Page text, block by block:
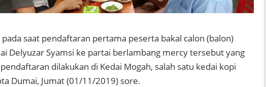
saat pendaftaran pertama peserta bakal calon (balon)
Delyuzar Syamsi ke partai berlambang mercy tersebut yang
dilakukan di Kedai Mogah, salah satu kedai kopi
Dumai, Jumat (01/11/2019) sore.